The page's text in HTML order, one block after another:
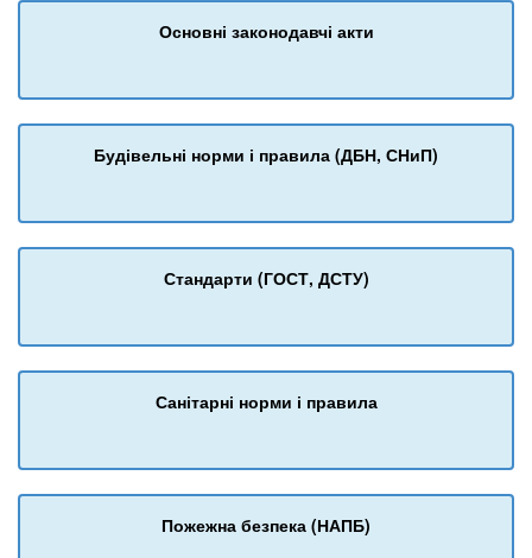
Основні законодавчі акти
Будівельні норми і правила (ДБН, СНиП)
Стандарти (ГОСТ, ДСТУ)
Санітарні норми і правила
Пожежна безпека (НАПБ)